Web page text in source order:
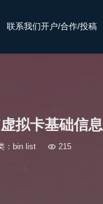
联系我们开户/合作/投稿
拟卡基础信息
： bin list  215